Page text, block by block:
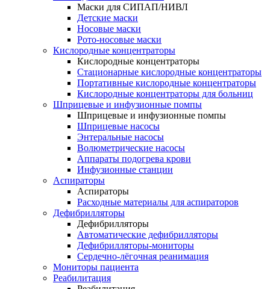
Маски для СИПАП/НИВЛ
Детские маски
Носовые маски
Рото-носовые маски
Кислородные концентраторы
Кислородные концентраторы
Стационарные кислородные концентраторы
Портативные кислородные концентраторы
Кислородные концентраторы для больниц
Шприцевые и инфузионные помпы
Шприцевые и инфузионные помпы
Шприцевые насосы
Энтеральные насосы
Волюметрические насосы
Аппараты подогрева крови
Инфузионные станции
Аспираторы
Аспираторы
Расходные материалы для аспираторов
Дефибрилляторы
Дефибрилляторы
Автоматические дефибрилляторы
Дефибрилляторы-мониторы
Сердечно-лёгочная реанимация
Мониторы пациента
Реабилитация